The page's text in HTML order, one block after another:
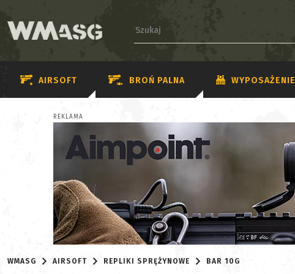
AIRSOFT BROŃ PALNA WYPOSAŻENIE
REKLAMA
WMASG AIRSOFT REPLIKI SPRĘŻYNOWE BAR 10G